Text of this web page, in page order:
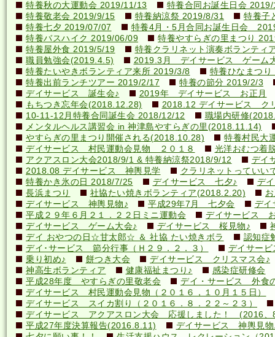
特養秋の大運動会 2019/11/13
特養合同お誕生日会
特養敬老会 2019/9/15
特養納涼祭 2019/8/31
特養子
特養七夕 2019/07/07
特養4月・5月合同お誕生日会
特養バスハイク 2019/06/09
特養やすらぎの里まつり
特養屋外食 2019/5/19
特養クラリネット演奏ボランティ
職員勉強会(2019.4.5)
2019.3月 デイサービス ゲーム
特養たいやきボランティア来所 2019/3/8
特養ひなまつ
特養出前ランチツアー 2019/2/17
特養の節分 2019/2/3
デイサービス 誕生会♪
2019年 デイサービス お正月
もちつき忘年会(2018.12.28)
2018.12 デイサービス ク
10-11-12月特養合同誕生会 2018/12/12
職場内研修
メンタルヘルス講習会 in 神津島やすらぎの里(2018.11.14)
やすらぎの里まつり開催される(2018.10.28)
特養村民大
デイサービス 村民運動会見物 ２０１８
光洋おむつ着
アクアスロン大会2018/9/1 & 特養納涼祭2018/9/12
デイ
2018.08 デイサービス 神輿見学
クラリネットってい
特養かき氷の日 2018/7/25
デイサービス 七夕♪
デ
長浜まつり
社協たい焼きボランティア(2018.2.20)
デイサービス 神輿見物♪
平成29年7月 七夕会
デイ
平成２９年６月２１．２２日ミニ運動会
デイサービス
デイサービス ゲーム大会♪
デイサービス 桜見物♪
デイ おやつの日☆甘太郎☆ ＆ 社協 たい焼きボラ
認知症
デイ･サービス 節分行事（Ｈ２９．２．３）
デイサー
乗り初め♪
餅つき大会
デイサービス クリスマス会♪
神高生ボランティア
健康福祉まつり♪
感染症研修会
平成28年度 やすらぎの里敬老会
デイ・サービス 外食
デイサービス 村民運動会見物（２０１６，１０月１５日）
デイサービス スイカ割り（２０１６．８．２２～２３）
デイサービス アクアスロン大会 応援しました！ (2016、
平成27年度決算報告(2016.8.11)
デイサービス 神輿見物